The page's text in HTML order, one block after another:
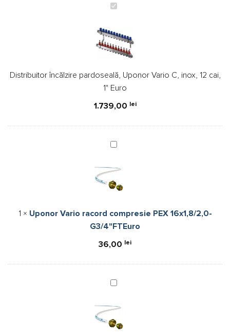
Distribuitor
pardoseală,
Uponor
Vario
inox,
12
Euro
Distribuitor încălzire pardoseală, Uponor Vario C, inox, 12 cai,
1" Euro
1.739,00 lei
Uponor
racord
compresie
PEX
G3/4"FTEuro
1 × Uponor Vario racord compresie PEX 16x1,8/2,0-
G3/4"FTEuro
36,00 lei
Racord
PEX
Uponor
Vario,